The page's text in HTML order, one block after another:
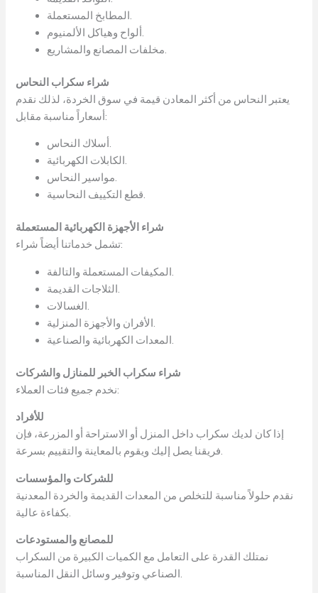
المطابخ المستعملة.
ألواح وهياكل الألمنيوم.
مخلفات المصانع والمشاريع.
شراء سكراب النحاس
يعتبر النحاس من أكثر المعادن قيمة في سوق الخردة، لذلك نقدم
أسعاراً مناسبة مقابل:
أسلاك النحاس.
الكابلات الكهربائية.
مواسير النحاس.
قطع التكييف النحاسية.
شراء الأجهزة الكهربائية المستعملة
تشمل خدماتنا أيضاً شراء:
المكيفات المستعملة والتالفة.
الثلاجات القديمة.
الغسالات.
الأفران والأجهزة المنزلية.
المعدات الكهربائية والصناعية.
شراء سكراب الخبر للمنازل والشركات
نخدم جميع فئات العملاء:
للأفراد
إذا كان لديك سكراب داخل المنزل أو الاستراحة أو المزرعة، فإن
فريقنا يصل إليك ويقوم بالمعاينة والتقييم بسرعة.
للشركات والمؤسسات
نقدم حلولاً مناسبة للتخلص من المعدات القديمة والخردة المعدنية
بكفاءة عالية.
للمصانع والمستودعات
نمتلك القدرة على التعامل مع الكميات الكبيرة من السكراب
الصناعي وتوفير وسائل النقل المناسبة.